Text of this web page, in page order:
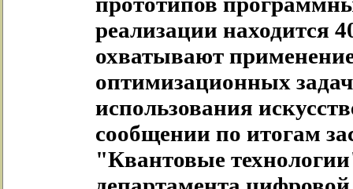
реализации находится
охватывают
оптимизационных
использования
сообщении по итогам
"Квантовые